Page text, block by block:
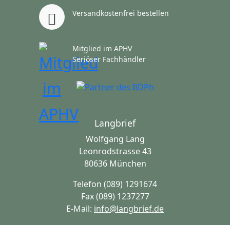
Versandkostenfrei bestellen
Mitglied im APHV
Seriöser Fachhändler
Langbrief
Wolfgang Lang
Leonrodstrasse 43
80636 München
Telefon (089) 1291674
Fax (089) 1237277
E-Mail: info@langbrief.de